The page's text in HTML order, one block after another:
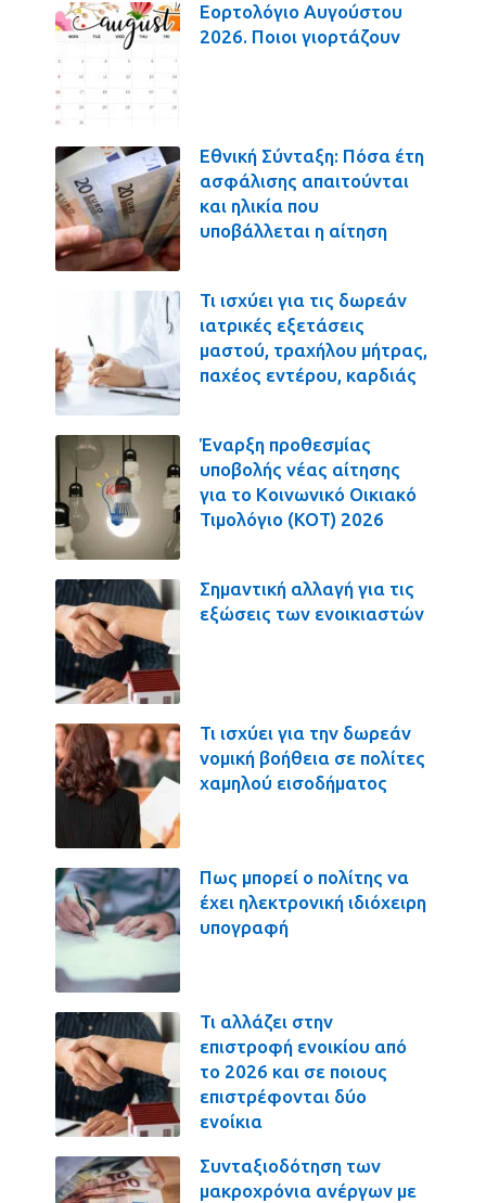
Εορτολόγιο Αυγούστου
2026. Ποιοι γιορτάζουν
Εθνική Σύνταξη: Πόσα έτη
ασφάλισης απαιτούνται
και ηλικία που
υποβάλλεται η αίτηση
Τι ισχύει για τις δωρεάν
ιατρικές εξετάσεις
μαστού, τραχήλου μήτρας,
παχέος εντέρου, καρδιάς
Έναρξη προθεσμίας
υποβολής νέας αίτησης
για το Κοινωνικό Οικιακό
Τιμολόγιο (ΚΟΤ) 2026
Σημαντική αλλαγή για τις
εξώσεις των ενοικιαστών
Τι ισχύει για την δωρεάν
νομική βοήθεια σε πολίτες
χαμηλού εισοδήματος
Πως μπορεί ο πολίτης να
έχει ηλεκτρονική ιδιόχειρη
υπογραφή
Τι αλλάζει στην
επιστροφή ενοικίου από
το 2026 και σε ποιους
επιστρέφονται δύο
ενοίκια
Συνταξιοδότηση των
μακροχρόνια ανέργων με